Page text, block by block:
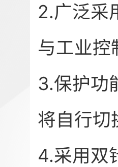
2.广泛采
与工业控
3.保护功
将自行切
4.采用双